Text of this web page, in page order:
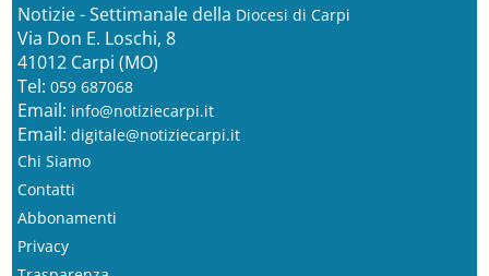
Notizie - Settimanale della Diocesi di Carpi
Via Don E. Loschi, 8
41012 Carpi (MO)
Tel: 059 687068
Email: info@notiziecarpi.it
Email: digitale@notiziecarpi.it
Chi Siamo
Contatti
Abbonamenti
Privacy